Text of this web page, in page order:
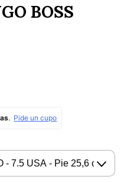
BOSS